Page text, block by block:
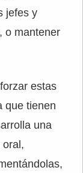
jefes y
o mantener
estas
que tienen
una
oral,